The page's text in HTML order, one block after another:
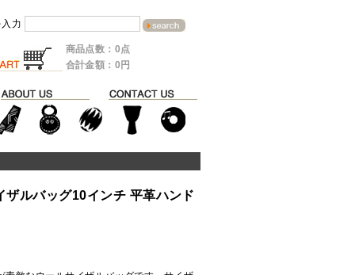
力
商品点数：0点
合計金額：0円
ザルバッグ10インチ 平革ハンド